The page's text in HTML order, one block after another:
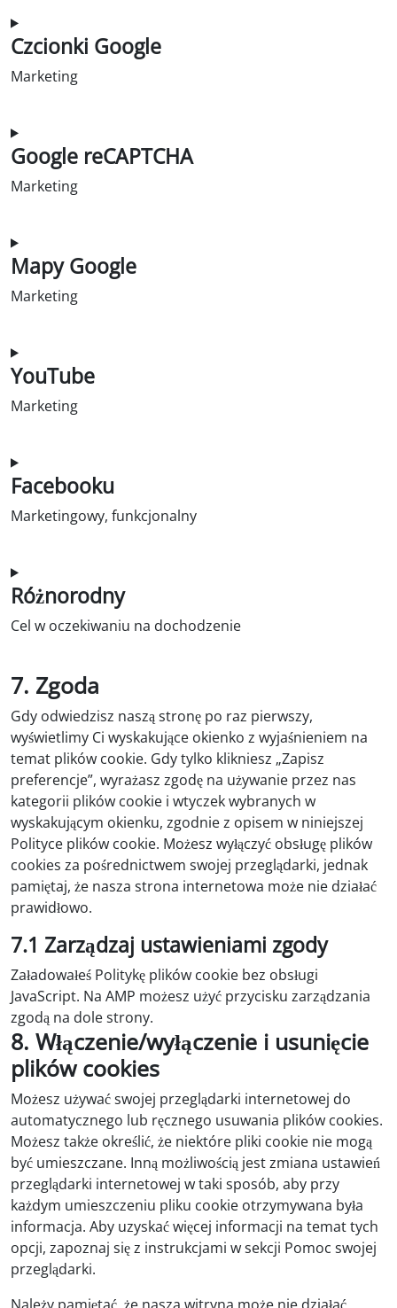
Zgoda na obsługę wordpress
Czcionki Google
Marketing
Zgoda na obsługę czcionek Google
Google reCAPTCHA
Marketing
Zgoda na obsługę google-recaptcha
Mapy Google
Marketing
Zgoda na obsługę Google-Maps
YouTube
Marketing
Zgoda na obsługę YouTube
Facebooku
Marketingowy, funkcjonalny
Zgoda na obsługę Facebooka
Różnorodny
Cel w oczekiwaniu na dochodzenie
Zgoda na świadczenie usług różne
7. Zgoda
Gdy odwiedzisz naszą stronę po raz pierwszy,
wyświetlimy Ci wyskakujące okienko z wyjaśnieniem na
temat plików cookie. Gdy tylko klikniesz „Zapisz
preferencje”, wyrażasz zgodę na używanie przez nas
kategorii plików cookie i wtyczek wybranych w
wyskakującym okienku, zgodnie z opisem w niniejszej
Polityce plików cookie. Możesz wyłączyć obsługę plików
cookies za pośrednictwem swojej przeglądarki, jednak
pamiętaj, że nasza strona internetowa może nie działać
prawidłowo.
7.1 Zarządzaj ustawieniami zgody
Załadowałeś Politykę plików cookie bez obsługi
JavaScript. Na AMP możesz użyć przycisku zarządzania
zgodą na dole strony.
8. Włączenie/wyłączenie i usunięcie
plików cookies
Możesz używać swojej przeglądarki internetowej do
automatycznego lub ręcznego usuwania plików cookies.
Możesz także określić, że niektóre pliki cookie nie mogą
być umieszczane. Inną możliwością jest zmiana ustawień
przeglądarki internetowej w taki sposób, aby przy
każdym umieszczeniu pliku cookie otrzymywana była
informacja. Aby uzyskać więcej informacji na temat tych
opcji, zapoznaj się z instrukcjami w sekcji Pomoc swojej
przeglądarki.